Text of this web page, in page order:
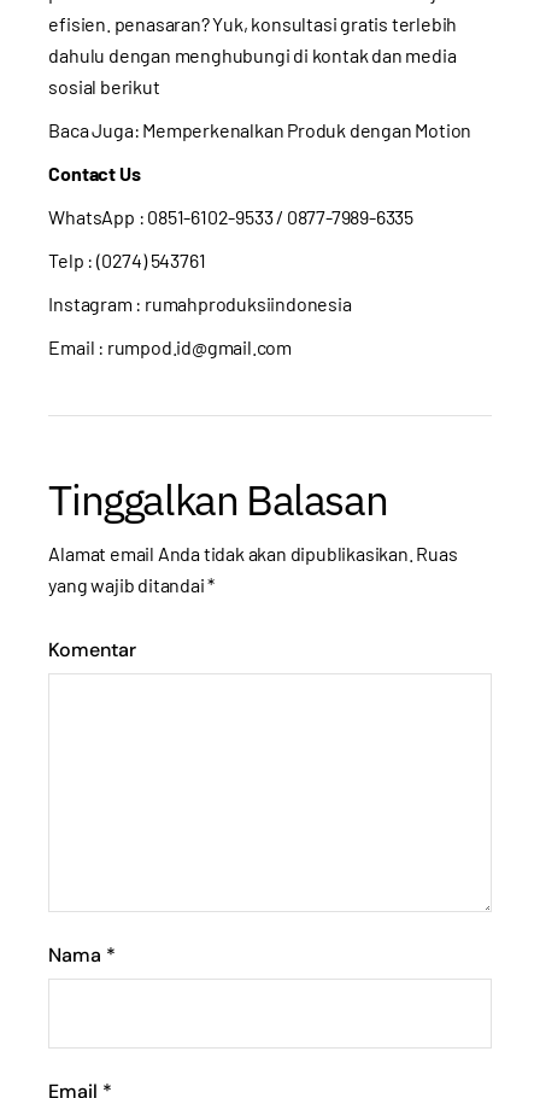
efisien. penasaran? Yuk, konsultasi gratis terlebih
dahulu dengan menghubungi di kontak dan media
sosial berikut
Baca Juga: Memperkenalkan Produk dengan Motion
Contact Us
WhatsApp : 0851-6102-9533/ 0877-7989-6335
Telp : (0274) 543761
Instagram : rumahproduksiindonesia
Email : rumpod.id@gmail.com
Tinggalkan Balasan
Alamat email Anda tidak akan dipublikasikan. Ruas
yang wajib ditandai*
Komentar
Nama *
Email *